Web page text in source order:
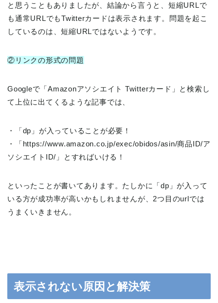
と思うこともありましたが、結論から言うと、短縮URLで
も通常URLでもTwitterカードは表示されます。問題を起こ
しているのは、短縮URLではないようです。
②リンクの形式の問題
Googleで「Amazonアソシエイト Twitterカード」と検索し
て上位に出てくるような記事では、
・「dp」が入っていることが必要！
・「https://www.amazon.co.jp/exec/obidos/asin/商品ID/ア
ソシエイトID/」とすればいける！
といったことが書いてあります。たしかに「dp」が入って
いる方が成功率が高いかもしれませんが、2つ目のurlでは
うまくいきません。
表示されない原因と解決策